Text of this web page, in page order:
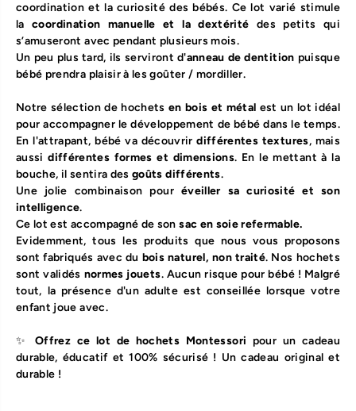
coordination et la curiosité des bébés. Ce lot varié stimule
lacoordination manuelle et la dextérité des petits qui
s’amuseront avec pendant plusieurs mois.
Un peu plus tard, ils serviront d'anneau de dentition puisque
bébé prendra plaisir à les goûter / mordiller.
Notre sélection de hochetsen bois et métal est un lot idéal
pour accompagner le développement de bébé dans le temps.
En l'attrapant, bébé va découvrirdifférentes textures, mais
aussidifférentes formes et dimensions. En le mettant à la
bouche, il sentira desgoûts différents.
Une jolie combinaison pour éveiller sa curiosité et son
intelligence.
Ce lot est accompagné de sonsac en soie refermable.
Evidemment, tous les produits que nous vous proposons
sont fabriqués avec du bois naturel, non traité. Nos hochets
sont validés normes jouets. Aucun risque pour bébé ! Malgré
tout, la présence d'un adulte est conseillée lorsque votre
enfant joue avec.
✨Offrez ce lot de hochets Montessori pour un cadeau
durable, éducatif et 100% sécurisé ! Un cadeau original et
durable !